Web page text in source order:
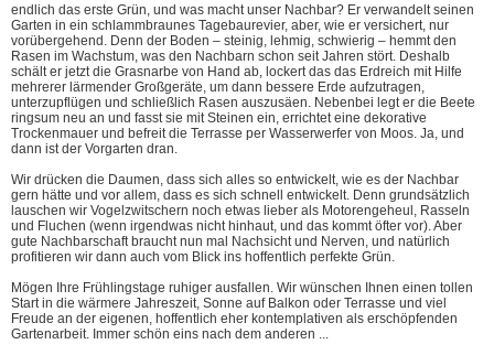
endlich das erste Grün, und was macht unser Nachbar? Er verwandelt seinen
Garten in ein schlammbraunes Tagebaurevier, aber, wie er versichert, nur
vorübergehend. Denn der Boden – steinig, lehmig, schwierig – hemmt den
Rasen im Wachstum, was den Nachbarn schon seit Jahren stört. Deshalb
schält er jetzt die Grasnarbe von Hand ab, lockert das das Erdreich mit Hilfe
mehrerer lärmender Großgeräte, um dann bessere Erde aufzutragen,
unterzupflügen und schließlich Rasen auszusäen. Nebenbei legt er die Beete
ringsum neu an und fasst sie mit Steinen ein, errichtet eine dekorative
Trockenmauer und befreit die Terrasse per Wasserwerfer von Moos. Ja, und
dann ist der Vorgarten dran.
Wir drücken die Daumen, dass sich alles so entwickelt, wie es der Nachbar
gern hätte und vor allem, dass es sich schnell entwickelt. Denn grundsätzlich
lauschen wir Vogelzwitschern noch etwas lieber als Motorengeheul, Rasseln
und Fluchen (wenn irgendwas nicht hinhaut, und das kommt öfter vor). Aber
gute Nachbarschaft braucht nun mal Nachsicht und Nerven, und natürlich
profitieren wir dann auch vom Blick ins hoffentlich perfekte Grün.
Mögen Ihre Frühlingstage ruhiger ausfallen. Wir wünschen Ihnen einen tollen
Start in die wärmere Jahreszeit, Sonne auf Balkon oder Terrasse und viel
Freude an der eigenen, hoffentlich eher kontemplativen als erschöpfenden
Gartenarbeit. Immer schön eins nach dem anderen ...